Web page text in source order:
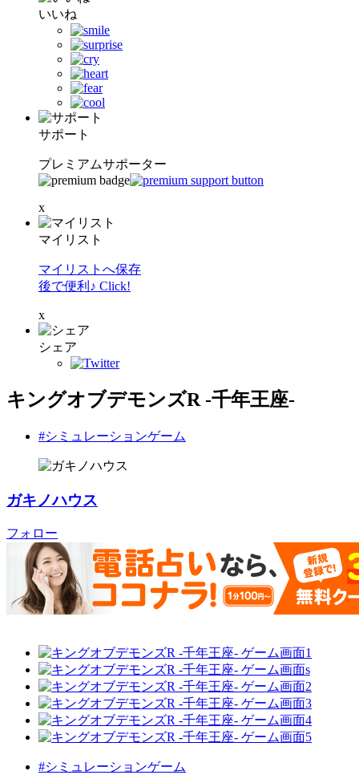
いいね
サポート
プレミアムサポーター
x
マイリスト
マイリストへ保存
後で便利♪ Click!
x
シェア
キングオブデモンズR -千年王座-
#シミュレーションゲーム
ガキノハウス
フォロー
#シミュレーションゲーム